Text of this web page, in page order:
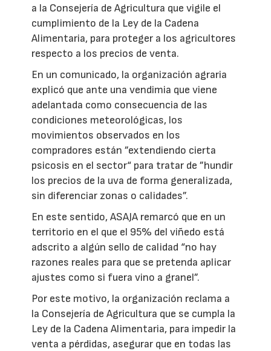
a la Consejería de Agricultura que vigile el
cumplimiento de la Ley de la Cadena
Alimentaria, para proteger a los agricultores
respecto a los precios de venta.
En un comunicado, la organización agraria
explicó que ante una vendimia que viene
adelantada como consecuencia de las
condiciones meteorológicas, los
movimientos observados en los
compradores están ”extendiendo cierta
psicosis en el sector“ para tratar de ”hundir
los precios de la uva de forma generalizada,
sin diferenciar zonas o calidades”.
En este sentido, ASAJA remarcó que en un
territorio en el que el 95% del viñedo está
adscrito a algún sello de calidad “no hay
razones reales para que se pretenda aplicar
ajustes como si fuera vino a granel”.
Por este motivo, la organización reclama a
la Consejería de Agricultura que se cumpla la
Ley de la Cadena Alimentaria, para impedir la
venta a pérdidas, asegurar que en todas las